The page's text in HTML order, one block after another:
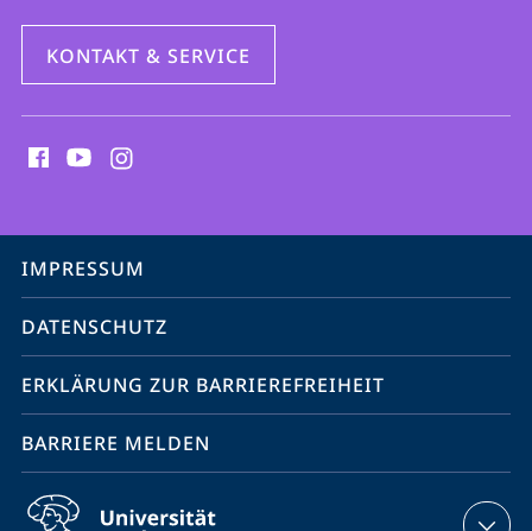
KONTAKT & SERVICE
Media
Service-
Navigation
IMPRESSUM
DATENSCHUTZ
ERKLÄRUNG ZUR BARRIEREFREIHEIT
BARRIERE MELDEN